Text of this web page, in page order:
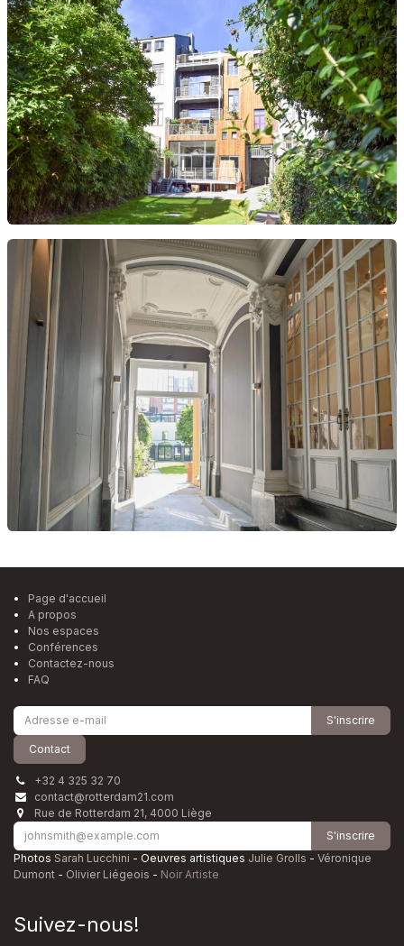
Page d'accueil
A propos
Nos espaces
Conférences
Contactez-nous
FAQ
S'inscrire
Contact
+32 4 325 32 70
contact@rotterdam21.com
Rue de Rotterdam 21, 4000 Liège
S'inscrire
Photos Sarah Lucchini - Oeuvres artistiques Julie Grolls - Véronique
Dumont - Olivier Liégeois - Noir Artiste
Suivez-nous!